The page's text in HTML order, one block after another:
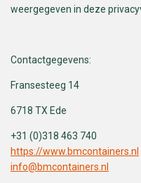
weergegeven in deze
Contactgegevens:
Fransesteeg 14
6718 TX Ede
+31 (0)318 463 740
https://www.bmcontainers.nl
info@bmcontainers.nl